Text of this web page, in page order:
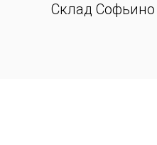
Склад Софьино